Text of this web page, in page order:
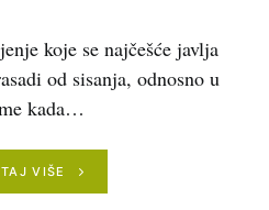
koje se najčešće javlja
od sisanja, odnosno u
kada…
VIŠE